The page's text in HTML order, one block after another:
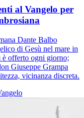
al Vangelo per
Dante Balbo
di Gesù nel mare in
è offerto ogni giorno;
Giuseppe Grampa
vicinanza discreta.